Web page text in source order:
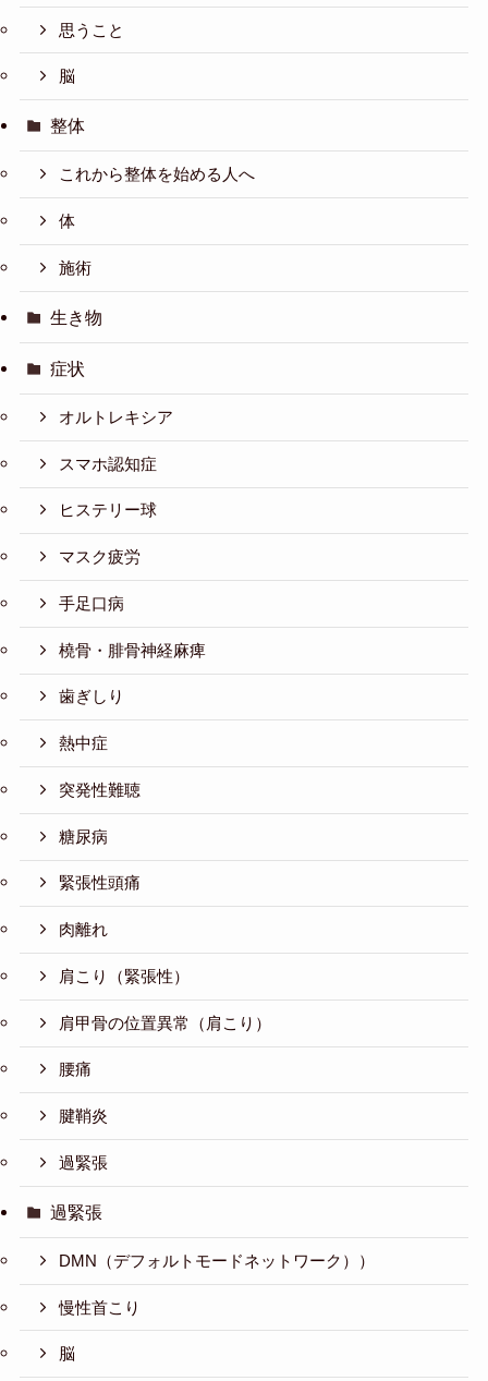
思うこと
脳
整体
これから整体を始める人へ
体
施術
生き物
症状
オルトレキシア
スマホ認知症
ヒステリー球
マスク疲労
手足口病
橈骨・腓骨神経麻痺
歯ぎしり
熱中症
突発性難聴
糖尿病
緊張性頭痛
肉離れ
肩こり（緊張性）
肩甲骨の位置異常（肩こり）
腰痛
腱鞘炎
過緊張
過緊張
DMN（デフォルトモードネットワーク））
慢性首こり
脳